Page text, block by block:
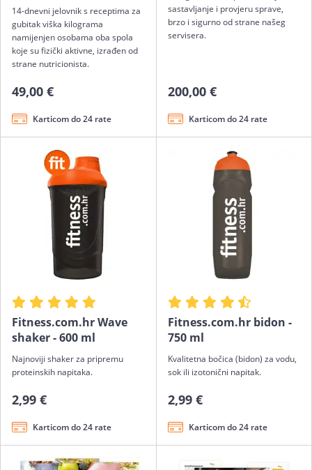
14-dnevni jelovnik s receptima za
gubitak viška kilograma
namijenjen osobama oba spola
koje su fizički aktivne, izrađen od
strane nutricionista.
49,00 €
Karticom do 24 rate
sastavljanje i provjeru sprave,
brzo i sigurno od strane našeg
servisera.
200,00 €
Karticom do 24 rate
Fitness.com.hr Wave
shaker - 600 ml
Najnoviji shaker za pripremu
proteinskih napitaka.
2,99 €
Karticom do 24 rate
Fitness.com.hr bidon -
750 ml
Kvalitetna bočica (bidon) za vodu,
sok ili izotonični napitak.
2,99 €
Karticom do 24 rate